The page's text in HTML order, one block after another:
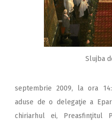
Slujba
septembrie 2009, la ora
aduse de o delegaţie a
chiriarhul ei, Preasfinţitul